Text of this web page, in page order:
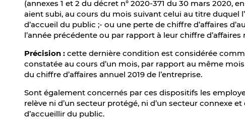
(annexes 1 et 2 du décret n° 2020-371 du 30 mars 2020,
aient subi, au cours du mois suivant celui au titre duquel
d’accueil du public ;- ou une perte de chiffre d’affaires
l’année précédente ou par rapport à leur chiffre d’affaires
Précision : cette dernière condition est considérée
constatée au cours d’un mois, par rapport au même
du chiffre d’affaires annuel 2019 de l’entreprise.
Sont également concernés par ces dispositifs les
relève ni d’un secteur protégé, ni d’un secteur connexe
d’accueillir du public.